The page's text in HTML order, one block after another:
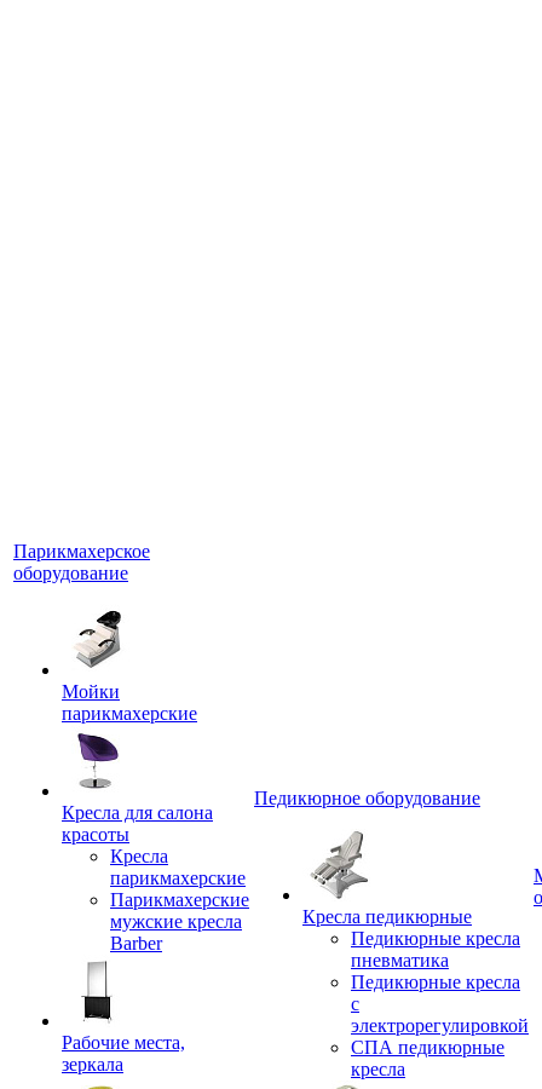
Парикмахерское
оборудование
Мойки
парикмахерские
Кресла для салона
красоты
Кресла
парикмахерские
Парикмахерские
мужские кресла
Barber
Рабочие места,
зеркала
Педикюрное оборудование
Кресла педикюрные
Педикюрные кресла
пневматика
Педикюрные кресла
с
электрорегулировкой
СПА педикюрные
кресла